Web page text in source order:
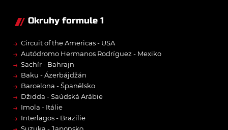
Okruhy formule 1
→ Circuit of the Americas - USA
→ Autódromo Hermanos Rodríguez - Mexiko
→ Sachír - Bahrajn
→ Baku - Ázerbájdžán
→ Barcelona - Španělsko
→ Džidda - Saúdská Arábie
→ Imola - Itálie
→ Interlagos - Brazílie
Suzuka - Japonsko